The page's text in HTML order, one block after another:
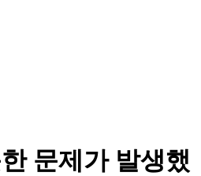
문제가 발생했